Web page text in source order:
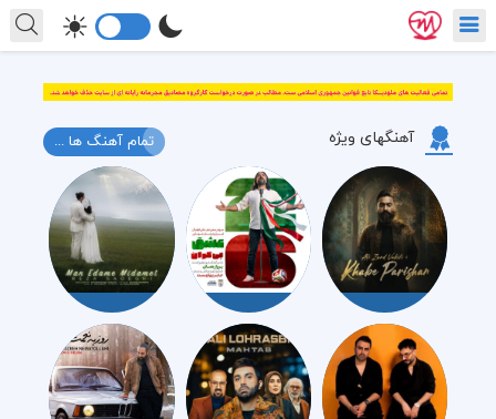
آهنگهای ویژه تمام آهنگ ها ...